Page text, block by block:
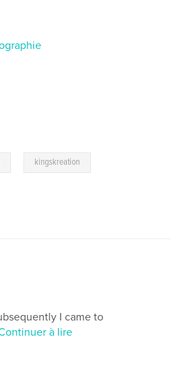
kingskreation
I came to
à lire